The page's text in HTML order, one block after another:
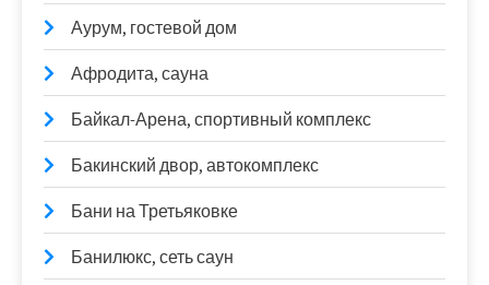
Аурум, гостевой дом
Афродита, сауна
Байкал-Арена, спортивный комплекс
Бакинский двор, автокомплекс
Бани на Третьяковке
Банилюкс, сеть саун